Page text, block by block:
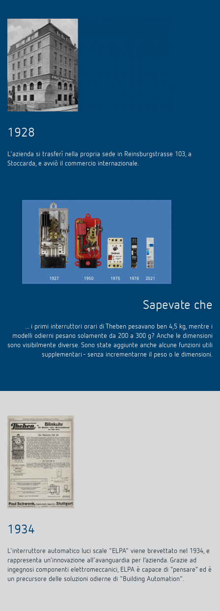
1928
L'azienda si trasferì nella propria sede in Reinsburgstrasse 103, a
Stoccarda, e avviò il commercio internazionale.
Sapevate che
... i primi interruttori orari di Theben pesavano ben 4,5 kg, mentre i
modelli odierni pesano solamente da 200 a 300 g? Anche le dimensioni
sono visibilmente diverse. Sono state aggiunte anche alcune funzioni utili
supplementari - senza incrementarne il peso o le dimensioni.
1934
L'interruttore automatico luci scale "ELPA" viene brevettato nel 1934, e
rappresenta un’innovazione all'avanguardia per l’azienda. Grazie ad
ingegnosi componenti elettromeccanici, ELPA è capace di “pensare” ed è
un precursore delle soluzioni odierne di "Building Automation".